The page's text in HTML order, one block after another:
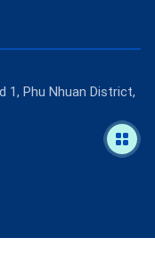
1, Phu Nhuan District,